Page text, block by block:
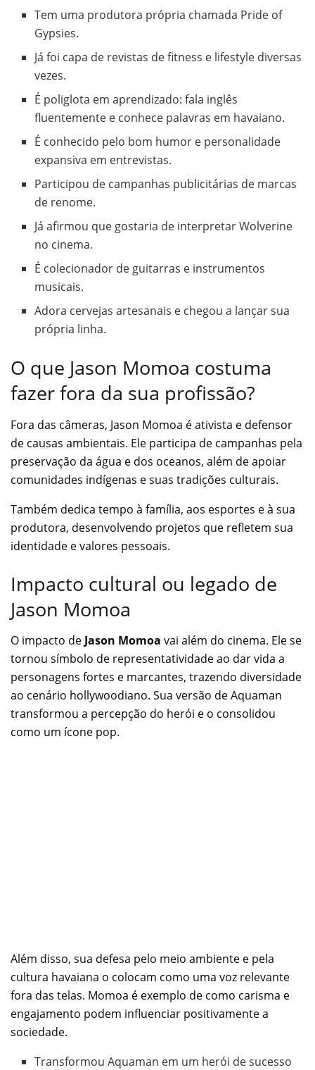
Tem uma produtora própria chamada Pride of
Gypsies.
Já foi capa de revistas de fitness e lifestyle diversas
vezes.
É poliglota em aprendizado: fala inglês
fluentemente e conhece palavras em havaiano.
É conhecido pelo bom humor e personalidade
expansiva em entrevistas.
Participou de campanhas publicitárias de marcas
de renome.
Já afirmou que gostaria de interpretar Wolverine
no cinema.
É colecionador de guitarras e instrumentos
musicais.
Adora cervejas artesanais e chegou a lançar sua
própria linha.
O que Jason Momoa costuma
fazer fora da sua profissão?
Fora das câmeras, Jason Momoa é ativista e defensor
de causas ambientais. Ele participa de campanhas pela
preservação da água e dos oceanos, além de apoiar
comunidades indígenas e suas tradições culturais.
Também dedica tempo à família, aos esportes e à sua
produtora, desenvolvendo projetos que refletem sua
identidade e valores pessoais.
Impacto cultural ou legado de
Jason Momoa
O impacto de Jason Momoa vai além do cinema. Ele se
tornou símbolo de representatividade ao dar vida a
personagens fortes e marcantes, trazendo diversidade
ao cenário hollywoodiano. Sua versão de Aquaman
transformou a percepção do herói e o consolidou
como um ícone pop.
Além disso, sua defesa pelo meio ambiente e pela
cultura havaiana o colocam como uma voz relevante
fora das telas. Momoa é exemplo de como carisma e
engajamento podem influenciar positivamente a
sociedade.
Transformou Aquaman em um herói de sucesso